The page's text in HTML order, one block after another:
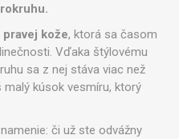
pravej kože, ktorá sa časom
Vďaka štýlovému
sa z nej stáva viac než
kúsok vesmíru, ktorý
či už ste odvážny